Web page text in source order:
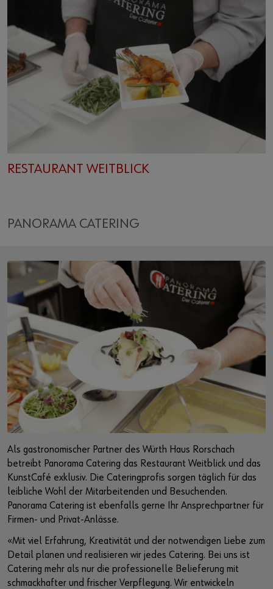
RESTAURANT WEITBLICK
PANORAMA CATERING
Als gastronomischer Partner des Würth Haus Rorschach
betreibt Panorama Catering das Restaurant Weitblick und das
KunstCafé exklusiv. Die Cateringprofis sorgen täglich für das
leibliche Wohl der Mitarbeitenden und Besuchenden.
Panorama Catering ist ebenfalls gerne Ihr Ansprechpartner für
Firmen- und Privat-Anlässe.
«Mit viel Erfahrung, Kreativität und der notwendigen Liebe zum
Detail planen und realisieren wir jedes Catering. Bei uns ist
Catering mehr als nur die professionelle Belieferung mit
schmackhafter und frischer Verpflegung. Wir entwickeln